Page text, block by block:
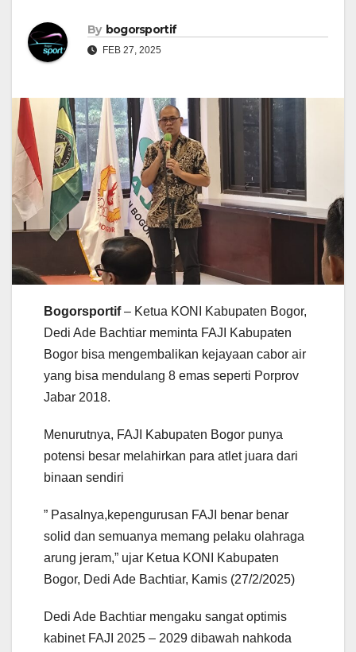
By bogorsportif
FEB 27, 2025
Bogorsportif– Ketua KONI Kabupaten Bogor,
Dedi Ade Bachtiar meminta FAJI Kabupaten
Bogor bisa mengembalikan kejayaan cabor air
yang bisa mendulang 8 emas seperti Porprov
Jabar 2018.
Menurutnya, FAJI Kabupaten Bogor punya
potensi besar melahirkan para atlet juara dari
binaan sendiri
” Pasalnya,kepengurusan FAJI benar benar
solid dan semuanya memang pelaku olahraga
arung jeram,” ujar Ketua KONI Kabupaten
Bogor, Dedi Ade Bachtiar, Kamis (27/2/2025)
Dedi Ade Bachtiar mengaku sangat optimis
kabinet FAJI 2025 – 2029 dibawah nahkoda